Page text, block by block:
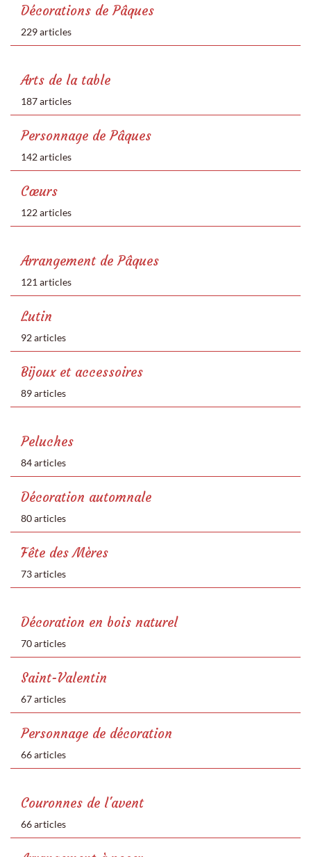
Décorations de Pâques
229 articles
Arts de la table
187 articles
Personnage de Pâques
142 articles
Cœurs
122 articles
Arrangement de Pâques
121 articles
Lutin
92 articles
Bijoux et accessoires
89 articles
Peluches
84 articles
Décoration automnale
80 articles
Fête des Mères
73 articles
Décoration en bois naturel
70 articles
Saint-Valentin
67 articles
Personnage de décoration
66 articles
Couronnes de l'avent
66 articles